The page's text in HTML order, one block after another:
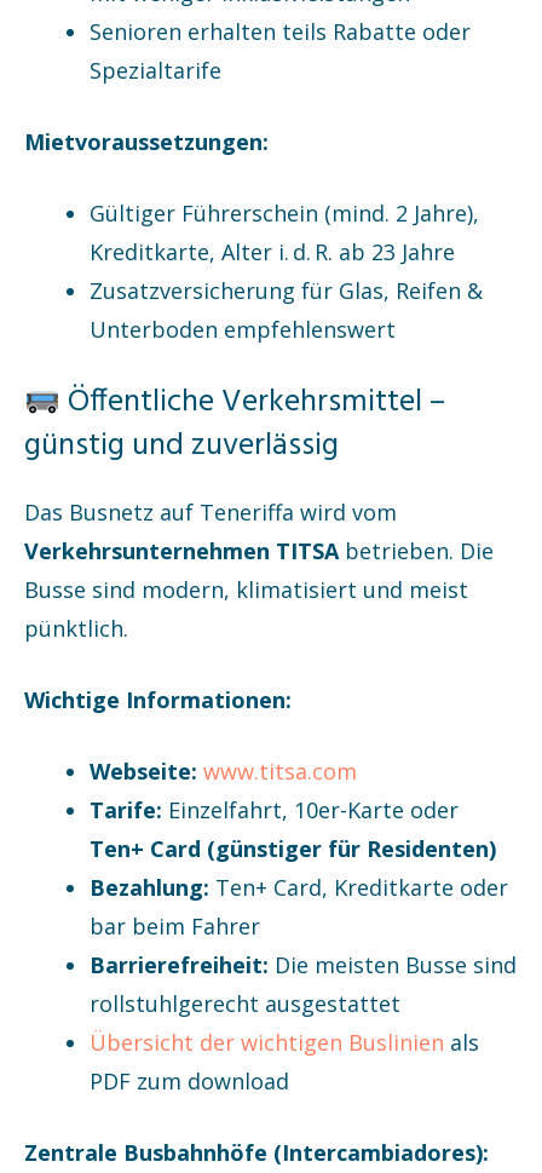
Senioren erhalten teils Rabatte oder
Spezialtarife
Mietvoraussetzungen:
Gültiger Führerschein (mind. 2 Jahre),
Kreditkarte, Alter i. d. R. ab 23 Jahre
Zusatzversicherung für Glas, Reifen &
Unterboden empfehlenswert
Öffentliche Verkehrsmittel –
günstig und zuverlässig
Das Busnetz auf Teneriffa wird vom
Verkehrsunternehmen TITSAbetrieben. Die
Busse sind modern, klimatisiert und meist
pünktlich.
Wichtige Informationen:
Webseite: www.titsa.com
Tarife: Einzelfahrt, 10er-Karte oder
Ten+ Card (günstiger für Residenten)
Bezahlung: Ten+ Card, Kreditkarte oder
bar beim Fahrer
Barrierefreiheit: Die meisten Busse sind
rollstuhlgerecht ausgestattet
Übersicht der wichtigen Buslinien als
PDF zum download
Zentrale Busbahnhöfe (Intercambiadores):